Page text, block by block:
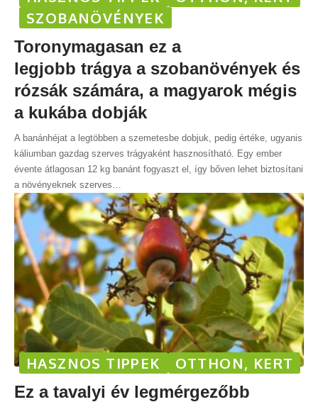
SZOBANÖVÉNYEK
Toronymagasan ez a
legjobb trágya a szobanövények és
rózsák számára, a magyarok mégis
a kukába dobják
A banánhéjat a legtöbben a szemetesbe dobjuk, pedig értéke, ugyanis
káliumban gazdag szerves trágyaként hasznosítható. Egy ember
évente átlagosan 12 kg banánt fogyaszt el, így bőven lehet biztosítani
a növényeknek szerves…
HASZNOS TIPPEK OTTHON, KERT
Ez a tavalyi év legmérgezőbb